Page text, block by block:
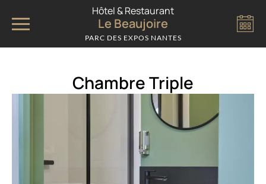
Hôtel & Restaurant
Le Beaujoire
PARC DES EXPOS NANTES
Chambre Triple
Panneau de gestion des cookies